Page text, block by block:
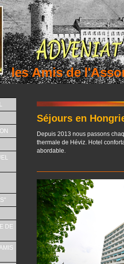
les Amis de
DE
Séjours en
Depuis 2013 nous passons
thermale de Héviz. Hotel
abordable.